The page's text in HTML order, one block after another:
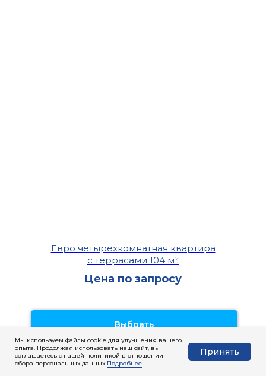
Евро четырехкомнатная квартира
с террасами 104 м²
Цена по запросу
Выбрать
Цены на квартиры актуальны на 30.06.26
Мы используем файлы cookie для улучшения вашего
опыта. Продолжая использовать наш сайт, вы
соглашаетесь с нашей политикой в отношении
сбора персональных данных Подробнее
Принять